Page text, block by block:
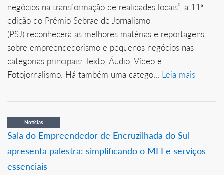
negócios na transformação de realidades locais”, a 11ª
edição do Prêmio Sebrae de Jornalismo
(PSJ) reconhecerá as melhores matérias e reportagens
sobre empreendedorismo e pequenos negócios nas
categorias principais: Texto, Áudio, Vídeo e
Fotojornalismo. Há também uma catego... Leia mais
Notícias
Sala do Empreendedor de Encruzilhada do Sul
apresenta palestra: simplificando o MEI e serviços
essenciais